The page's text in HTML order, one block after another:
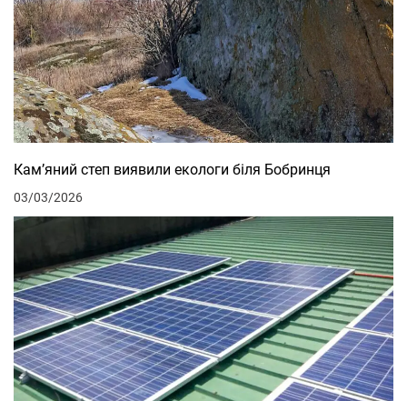
Кам’яний степ виявили екологи біля Бобринця
03/03/2026